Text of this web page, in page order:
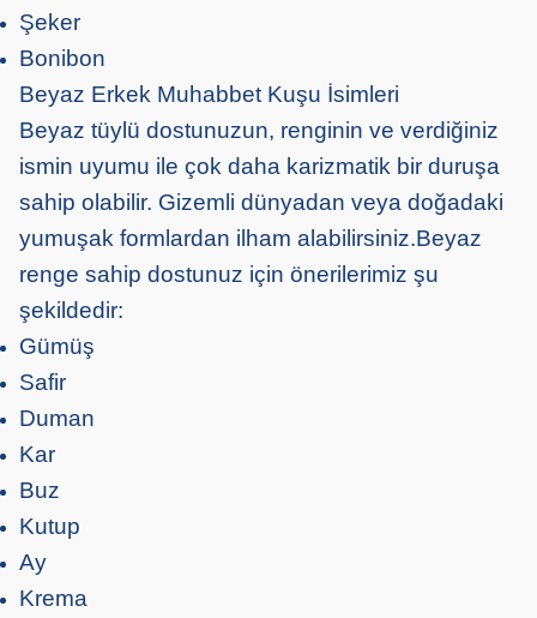
Şeker
Bonibon
Beyaz Erkek Muhabbet Kuşu İsimleri
Beyaz tüylü dostunuzun, renginin ve verdiğiniz
ismin uyumu ile çok daha karizmatik bir duruşa
sahip olabilir. Gizemli dünyadan veya doğadaki
yumuşak formlardan ilham alabilirsiniz.Beyaz
renge sahip dostunuz için önerilerimiz şu
şekildedir:
Gümüş
Safir
Duman
Kar
Buz
Kutup
Ay
Krema